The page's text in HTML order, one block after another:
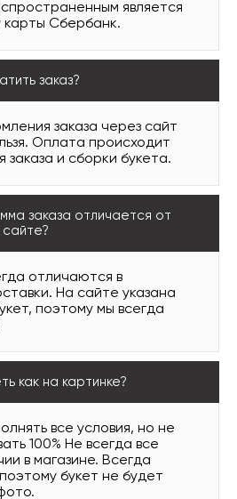
является
Сбербанк.
заказ?
заказа через сайт
Оплата происходит
и сборки букета.
заказа отличается от
отличаются в
На сайте указана
поэтому мы всегда
как на картинке?
все условия, но не
100% Не всегда все
в магазине. Всегда
букет не будет